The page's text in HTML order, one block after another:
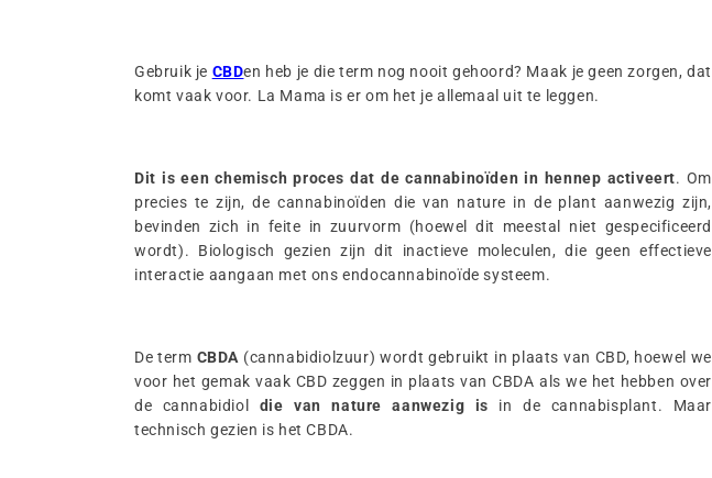
Gebruik je CBDen heb je die term nog nooit gehoord? Maak je geen zorgen, dat
komt vaak voor. La Mama is er om het je allemaal uit te leggen.
Dit is een chemisch proces dat de cannabinoïden in hennep activeert. Om
precies te zijn, de cannabinoïden die van nature in de plant aanwezig zijn,
bevinden zich in feite in zuurvorm (hoewel dit meestal niet gespecificeerd
wordt). Biologisch gezien zijn dit inactieve moleculen, die geen effectieve
interactie aangaan met ons endocannabinoïde systeem.
De term CBDA (cannabidiolzuur) wordt gebruikt in plaats van CBD, hoewel we
voor het gemak vaak CBD zeggen in plaats van CBDA als we het hebben over
de cannabidiol die van nature aanwezig is in de cannabisplant. Maar
technisch gezien is het CBDA.